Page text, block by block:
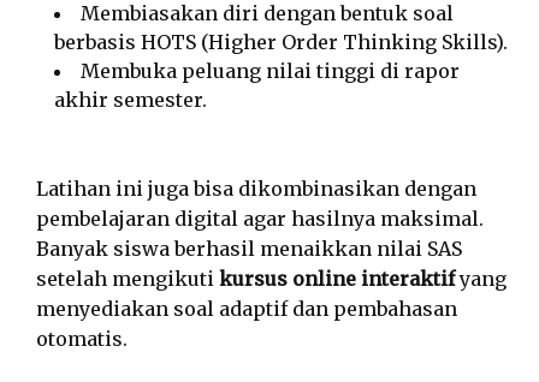
Membiasakan diri dengan bentuk soal
berbasis HOTS (Higher Order Thinking Skills).
Membuka peluang nilai tinggi di rapor
akhir semester.
Latihan ini juga bisa dikombinasikan dengan
pembelajaran digital agar hasilnya maksimal.
Banyak siswa berhasil menaikkan nilai SAS
setelah mengikuti kursus online interaktifyang
menyediakan soal adaptif dan pembahasan
otomatis.